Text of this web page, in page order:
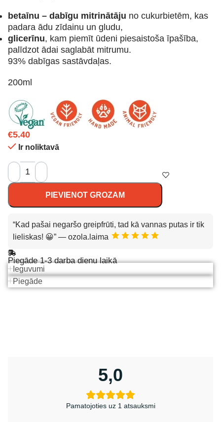
betaīnu – dabīgu mitrinātāju no cukurbietēm, kas
padara ādu zīdainu un gludu,
glicerīnu, kam piemīt ūdeni piesaistoša īpašība,
palīdzot ādai saglabāt mitrumu.
93% dabīgas sastāvdaļas.
200ml
€5.40
Ir noliktavā
PIEVIENOT GROZAM
“Kad pašai negaršo greipfrūti, tad kā vannas putas ir tik
lieliskas! 😀” — ozola.laima
Piegāde 1-3 darba dienu laikā
Ieguvumi
Piegāde
5,0
Pamatojoties uz 1 atsauksmi